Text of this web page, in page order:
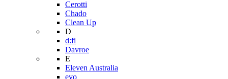
Cerotti
Chado
Clean Up
D
d:fi
Davroe
E
Eleven Australia
evo